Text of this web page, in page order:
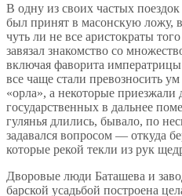
В одну из своих частых
был принят в масонскую ложу,
чуть ли не все аристократы
завязал знакомство со
включая фаворита
все чаще стали превозносить
«орла», а некоторые приезжали
государственных в дальнее
гулянья длились, бывало, по
задавался вопросом — откуда
которые рекой текли из рук
Дворовые люди Баташева и
барской усадьбой построена